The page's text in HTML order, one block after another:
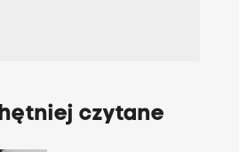
czytane